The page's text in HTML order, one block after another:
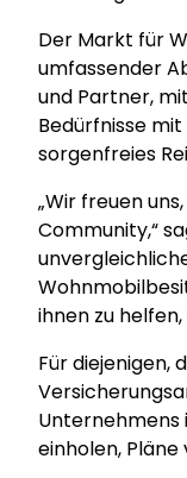
Der Markt für
umfassender
und Partner,
Bedürfnisse
sorgenfreies
„Wir freuen
Community,“
ihnen zu
Für diejenigen,
Unternehmens
einholen,